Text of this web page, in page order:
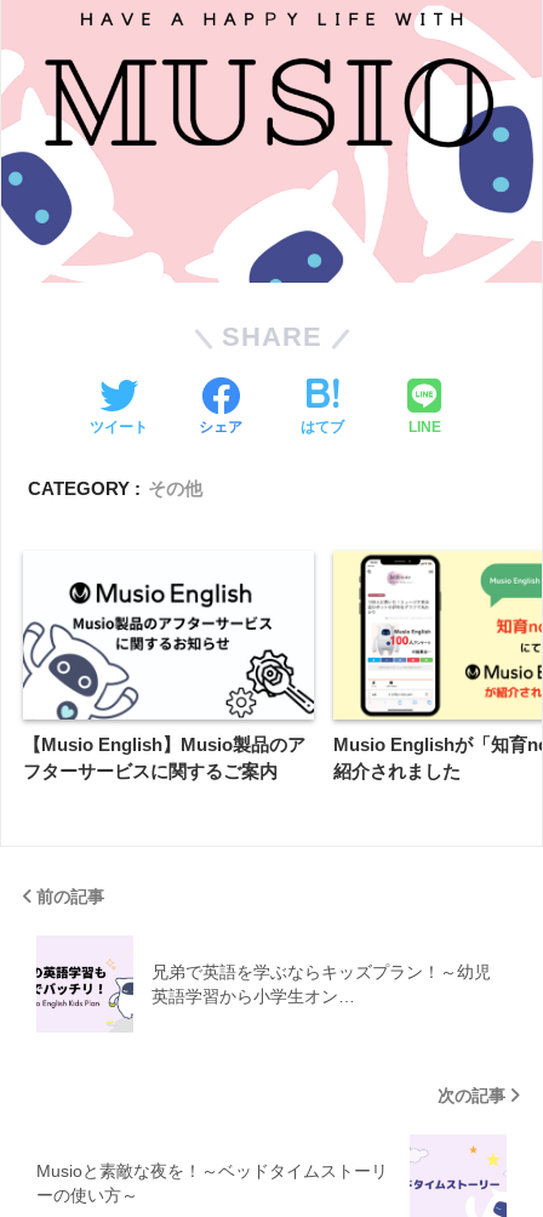
SHARE
ツイート シェア はてブ LINE
CATEGORY : その他
【Musio English】Musio製品のア
フターサービスに関するご案内
Musio Englishが「知育
紹介されました
前の記事
兄弟で英語を学ぶならキッズプラン！～幼児
英語学習から小学生オン…
次の記事
Musioと素敵な夜を！～ベッドタイムストーリ
ーの使い方～